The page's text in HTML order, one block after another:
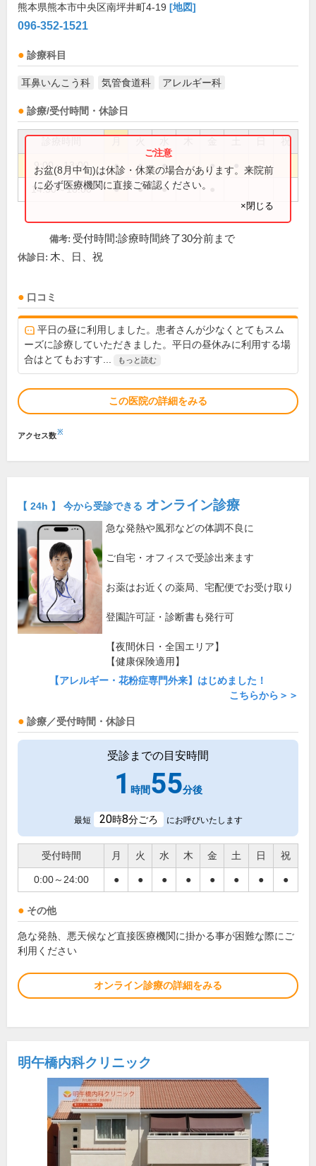
熊本県熊本市中央区南坪井町4-19 [地図]
096-352-1521
診療科目
耳鼻いんこう科 気管食道科 アレルギー科
診療/受付時間・休診日
祝
9:00～13:00 ● ● ● ●
14:30～18:00 ● ● ●
お盆(8月中旬)は休診・休業の場合があります。来院前
に必ず医療機関に直接ご確認ください。
×閉じる
備考: 受付時間:診療時間終了30分前まで
休診日: 木、日、祝
口コミ
平日の昼に利用しました。患者さんが少なくとてもスム
ーズに診療していただきました。平日の昼休みに利用する場
合はとてもおすす...
もっと読む
この医院の詳細をみる
アクセス数※
【 24h 】 今から受診できる オンライン診療
急な発熱や風邪などの体調不良に
ご自宅・オフィスで受診出来ます
お薬はお近くの薬局、宅配便でお受け取り
登園許可証・診断書も発行可
【夜間休日・全国エリア】
【健康保険適用】
【アレルギー・花粉症専門外来】はじめました！
こちらから＞＞
診療／受付時間・休診日
受診までの目安時間
1 時間55分後
最短 20時8分ごろ にお呼びいたします
受付時間 月 火 水 木 金 土 日 祝
0:00～24:00 ● ● ● ● ● ● ● ●
その他
急な発熱、悪天候など直接医療機関に掛かる事が困難な際にご
利用ください
オンライン診療の詳細をみる
明午橋内科クリニック